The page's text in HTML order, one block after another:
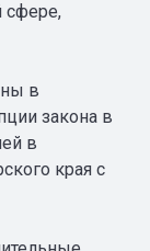
сфере,
в
закона в
в
края с